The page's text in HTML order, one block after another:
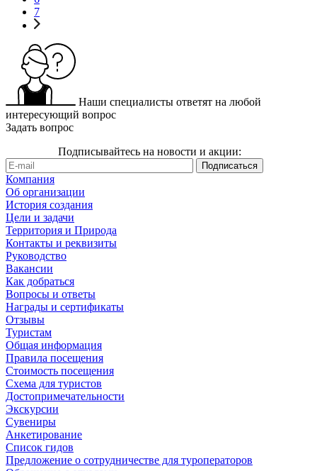
7
Наши специалисты ответят на любой
интересующий вопрос
Задать вопрос
Подписывайтесь на новости и акции:
Компания
Об организации
История создания
Цели и задачи
Территория и Природа
Контакты и реквизиты
Руководство
Вакансии
Как добраться
Вопросы и ответы
Награды и сертификаты
Отзывы
Туристам
Общая информация
Правила посещения
Стоимость посещения
Схема для туристов
Достопримечательности
Экскурсии
Сувениры
Анкетирование
Список гидов
Предложение о сотрудничестве для туроператоров